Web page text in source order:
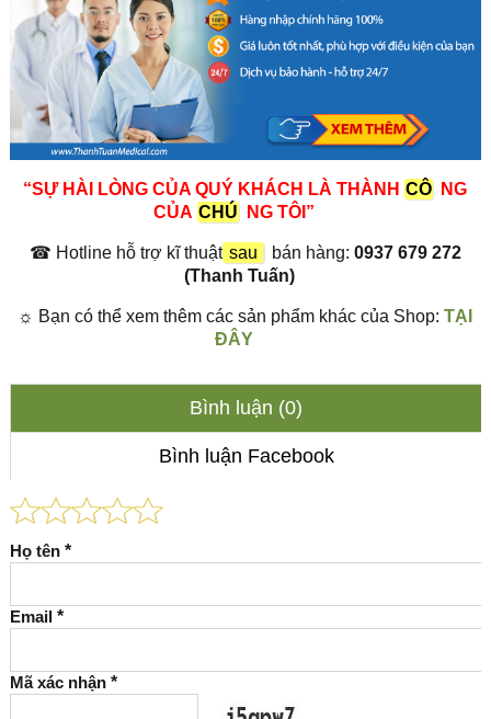
“SỰ HÀI LÒNG CỦA QUÝ KHÁCH LÀ THÀNH CÔ
NG
CỦA CHÚ NG TÔI”
☎ Hotline hỗ trợ kĩ thuật sau bán hàng: 0937 679 272
(Thanh Tuấn)
☼ Bạn có thể xem thêm các sản phẩm khác của Shop:TẠI
ĐÂY
Bình luận (0)
Bình luận Facebook
Họ tên *
Email *
Mã xác nhận *